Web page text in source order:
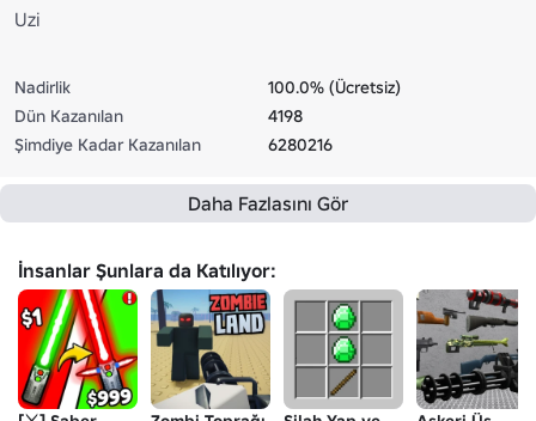
Uzi
Nadirlik
100.0% (Ücretsiz)
Dün Kazanılan
4198
Şimdiye Kadar Kazanılan
6280216
Daha Fazlasını Gör
İnsanlar Şunlara da Katılıyor: